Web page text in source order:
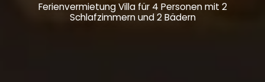
Ferienvermietung Villa für 4 Personen mit 2
Schlafzimmern und 2 Bädern